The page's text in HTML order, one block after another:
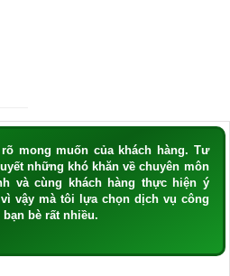
mong muốn của khách hàng. Tư
những khó khăn về chuyên môn
và cùng khách hàng thực hiện ý
vậy mà tôi lựa chọn dịch vụ công
bè rất nhiều.